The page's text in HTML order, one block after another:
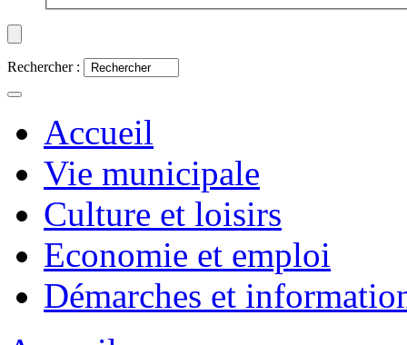
Rechercher :
Accueil
Vie municipale
Culture et loisirs
Economie et emploi
Démarches et